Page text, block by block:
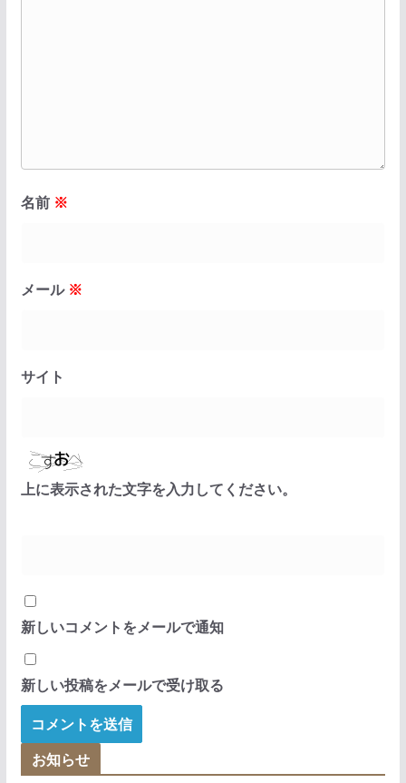
名前 ※
メール ※
サイト
上に表示された文字を入力してください。
新しいコメントをメールで通知
新しい投稿をメールで受け取る
お知らせ